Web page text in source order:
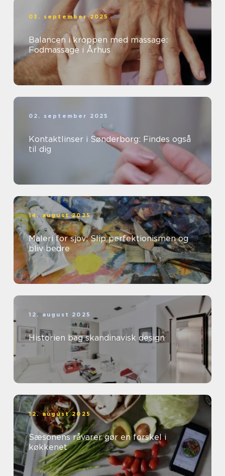
03. september 2025
Balancen i kroppen med massage:
Fodmassage i Århus
02. september 2025
Kontaktlinser i Sønderborg: Findes også
til dig
14. august 2025
Maleri for sjov: Slip perfektionismen og
bliv bedre
12. august 2025
Historien bag skandinavisk design
12. august 2025
Sæsonens råvarer gør en forskel i
køkkenet